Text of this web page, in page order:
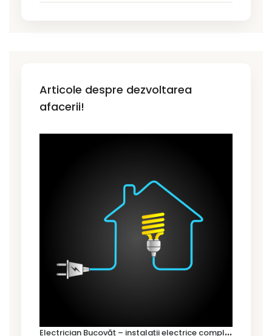
Articole despre dezvoltarea
afacerii!
E
lectrician Bucovăț – instalații electrice complete pentru case noi